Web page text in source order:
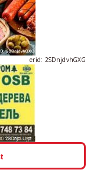
erid: 2SDnjdvhGXG